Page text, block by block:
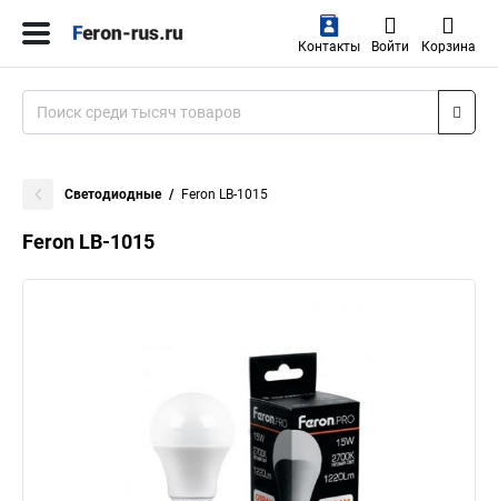
Контакты Войти Корзина
Светодиодные Feron LB-1015
Feron LB-1015